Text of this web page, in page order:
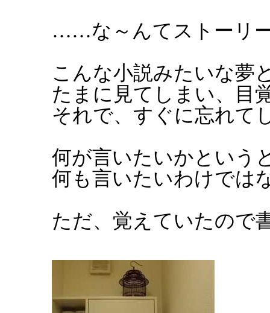
……な～んてストーリ
こんな小説みたいな夢
たまに見てしまい、目
それで、すぐに忘れて
何が言いたいかという
何も言いたいわけでは
ただ、覚えていたので